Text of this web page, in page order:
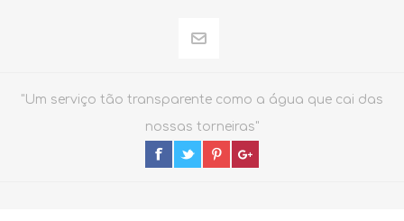
"Um serviço tão transparente como a água que cai das
nossas torneiras"